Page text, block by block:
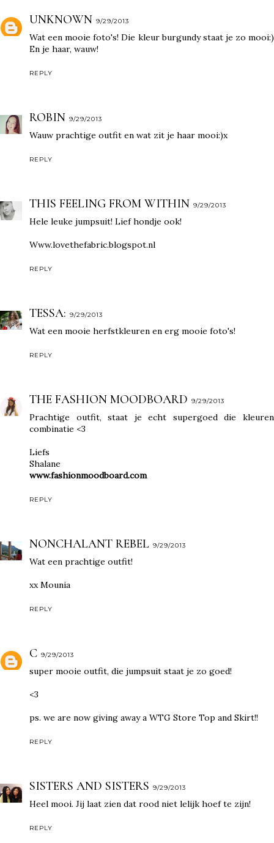
UNKNOWN 9/29/2013
Wat een mooie foto's! Die kleur burgundy staat je zo mooi:)
En je haar, wauw!
REPLY
ROBIN 9/29/2013
Wauw prachtige outfit en wat zit je haar mooi:)x
REPLY
THIS FEELING FROM WITHIN 9/29/2013
Hele leuke jumpsuit! Lief hondje ook!
Www.lovethefabric.blogspot.nl
REPLY
TESSA: 9/29/2013
Wat een mooie herfstkleuren en erg mooie foto's!
REPLY
THE FASHION MOODBOARD 9/29/2013
Prachtige outfit, staat je echt supergoed die kleuren
combinatie <3
Liefs
Shalane
www.fashionmoodboard.com
REPLY
NONCHALANT REBEL 9/29/2013
Wat een prachtige outfit!
xx Mounia
REPLY
C 9/29/2013
super mooie outfit, die jumpsuit staat je zo goed!
<3
ps. we are now giving away a WTG Store Top and Skirt!!
REPLY
SISTERS AND SISTERS 9/29/2013
Heel mooi. Jij laat zien dat rood niet lelijk hoef te zijn!
REPLY